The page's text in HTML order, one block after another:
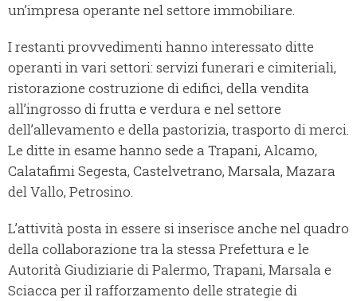
un’impresa operante nel settore immobiliare.
I restanti provvedimenti hanno interessato ditte
operanti in vari settori: servizi funerari e cimiteriali,
ristorazione costruzione di edifici, della vendita
all’ingrosso di frutta e verdura e nel settore
dell’allevamento e della pastorizia, trasporto di merci.
Le ditte in esame hanno sede a Trapani, Alcamo,
Calatafimi Segesta, Castelvetrano, Marsala, Mazara
del Vallo, Petrosino.
L’attività posta in essere si inserisce anche nel quadro
della collaborazione tra la stessa Prefettura e le
Autorità Giudiziarie di Palermo, Trapani, Marsala e
Sciacca per il rafforzamento delle strategie di